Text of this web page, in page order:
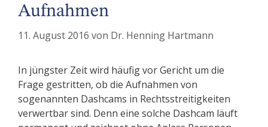
Aufnahmen
11. August 2016 von Dr. Henning Hartmann
In jüngster Zeit wird häufig vor Gericht um die
Frage gestritten, ob die Aufnahmen von
sogenannten Dashcams in Rechtsstreitigkeiten
verwertbar sind. Denn eine solche Dashcam läuft